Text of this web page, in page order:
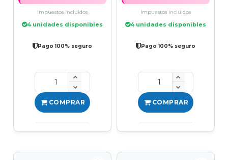
Impuestos incluidos
4 unidades disponibles
Pago 100% seguro
COMPRAR
Impuestos incluidos
4 unidades disponibles
Pago 100% seguro
COMPRAR